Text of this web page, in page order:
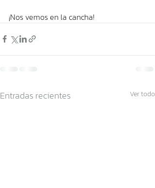
¡Nos vemos en la cancha!
Entradas recientes Ver todo